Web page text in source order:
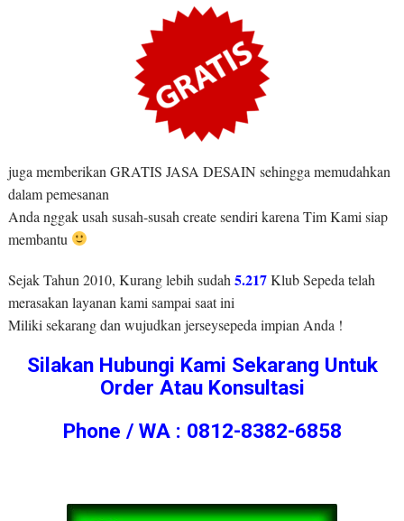
juga memberikan GRATIS JASA DESAIN sehingga memudahkan
dalam pemesanan
Anda nggak usah susah-susah create sendiri karena Tim Kami siap
membantu
Sejak Tahun 2010, Kurang lebih sudah 5.217Klub Sepeda telah
merasakan layanan kami sampai saat ini
Miliki sekarang dan wujudkan jerseysepeda impian Anda !
Silakan Hubungi Kami Sekarang Untuk
Order Atau Konsultasi
Phone / WA : 0812-8382-6858